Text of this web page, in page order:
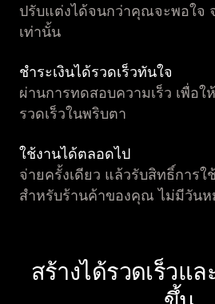
ปรับแต่งได้จนกว่าคุณจะพอใจ
เท่านั้น
ชำระเงินได้รวดเร็วทันใจ
ผ่านการทดสอบความเร็ว เพื่อใ
รวดเร็วในพริบตา
ใช้งานได้ตลอดไป
จ่ายครั้งเดียว แล้วรับสิทธิ์การ
สำหรับร้านค้าของคุณ ไม่มีวันห
สร้างได้รวดเร็วแ